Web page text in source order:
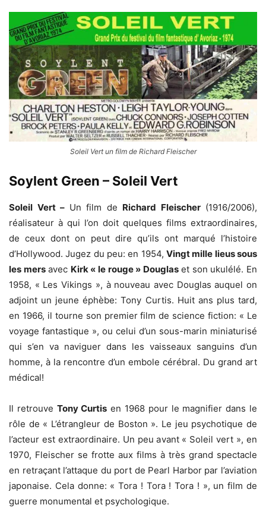
Soleil Vert un film de Richard Fleischer
Soylent Green – Soleil Vert
Soleil Vert – Un film de Richard Fleischer(1916/2006),
réalisateur à qui l’on doit quelques films extraordinaires,
de ceux dont on peut dire qu’ils ont marqué l’histoire
d’Hollywood. Jugez du peu: en 1954, Vingt mille lieus sous
les mersavec Kirk « le rouge » Douglaset son ukulélé. En
1958, « Les Vikings », à nouveau avec Douglas auquel on
adjoint un jeune éphèbe: Tony Curtis. Huit ans plus tard,
en 1966, il tourne son premier film de science fiction: « Le
voyage fantastique », ou celui d’un sous-marin miniaturisé
qui s’en va naviguer dans les vaisseaux sanguins d’un
homme, à la rencontre d’un embole cérébral. Du grand art
médical!
Il retrouve Tony Curtis en 1968 pour le magnifier dans le
rôle de « L’étrangleur de Boston ». Le jeu psychotique de
l’acteur est extraordinaire. Un peu avant « Soleil vert », en
1970, Fleischer se frotte aux films à très grand spectacle
en retraçant l’attaque du port de Pearl Harbor par l’aviation
japonaise. Cela donne: « Tora ! Tora ! Tora ! », un film de
guerre monumental et psychologique.